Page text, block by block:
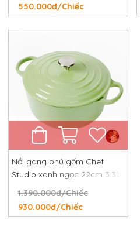
550.000đ/Chiếc
Nồi gang phủ gốm Chef
Studio xanh ngọc 22cm 3.3L
1.390.000đ/Chiếc
930.000đ/Chiếc